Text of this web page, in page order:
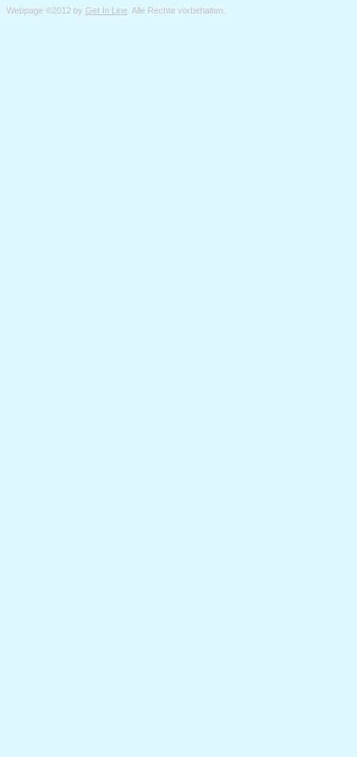
Webpage ©2012 by Get In Line . Alle Rechte vorbehalten.